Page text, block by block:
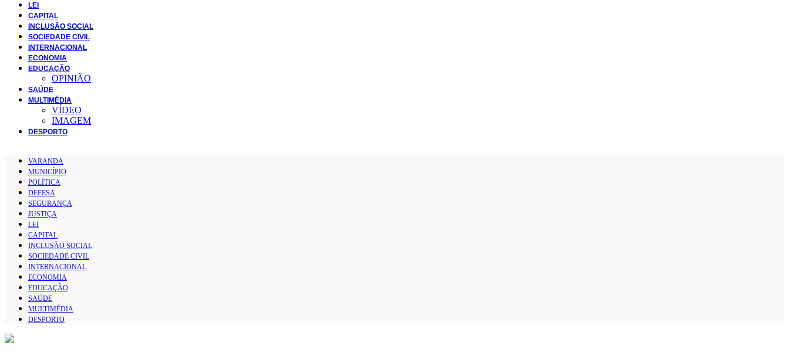
LEI
CAPITAL
INCLUSÃO SOCIAL
SOCIEDADE CIVIL
INTERNACIONAL
ECONOMIA
EDUCAÇÃO
OPINIÃO
SAÚDE
MULTIMÉDIA
VÍDEO
IMAGEM
DESPORTO
VARANDA
MUNICÍPIO
POLÍTICA
DEFESA
SEGURANÇA
JUSTIÇA
LEI
CAPITAL
INCLUSÃO SOCIAL
SOCIEDADE CIVIL
INTERNACIONAL
ECONOMIA
EDUCAÇÃO
SAÚDE
MULTIMÉDIA
DESPORTO